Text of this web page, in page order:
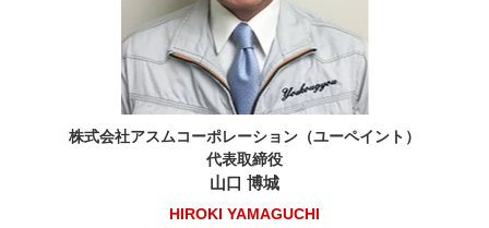
株式会社アスムコーポレーション（ユーペイント）
代表取締役
山口 博城
HIROKI YAMAGUCHI